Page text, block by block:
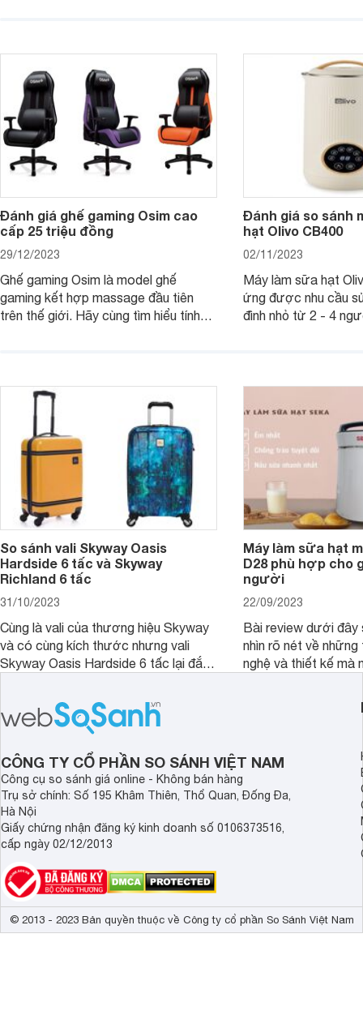
- 500k đẹp mắt nhé.
2025 mới vừa sang,
mua sắm cuối năm.
Đánh giá ghế gaming Osim cao
cấp 25 triệu đồng
29/12/2023
Ghế gaming Osim là model ghế
gaming kết hợp massage đầu tiên
trên thế giới. Hãy cùng tìm hiểu tính
Đánh giá so sánh
hạt Olivo CB400
02/11/2023
Máy làm sữa hạt
ứng được nhu cầu
đình nhỏ từ 2 - 4
So sánh vali Skyway Oasis
Hardside 6 tấc và Skyway
Richland 6 tấc
31/10/2023
Cùng là vali của thương hiệu Skyway
và có cùng kích thước nhưng vali
Skyway Oasis Hardside 6 tấc lại đắt
triệu đồng.
Máy làm sữa hạt
D28 phù hợp cho
người
22/09/2023
Bài review dưới đây
nhìn rõ nét về những
nghệ và thiết kế mà
thể đưa ra quyết
CÔNG TY CỔ PHẦN SO SÁNH VIỆT NAM
Công cụ so sánh giá online - Không bán hàng
Trụ sở chính: Số 195 Khâm Thiên, Thổ Quan, Đống Đa,
Hà Nội
Giấy chứng nhận đăng ký kinh doanh số 0106373516,
cấp ngày 02/12/2013
© 2013 - 2023 Bản quyền thuộc về Công ty cổ phần So Sánh Việt Nam